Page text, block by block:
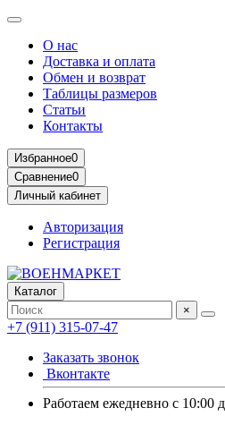
О нас
Доставка и оплата
Обмен и возврат
Таблицы размеров
Статьи
Контакты
Избранное0
Сравнение0
Личный кабинет
Авторизация
Регистрация
Каталог
×
+7 (911) 315-07-47
Заказать звонок
Вконтакте
Работаем ежедневно с 10:00